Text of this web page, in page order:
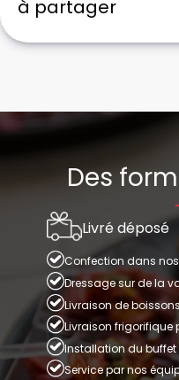
à partager
Des
Livré déposé
Confection dans
Dressage sur de la
Livraison de
Livraison frigorifique
Installation du buffet
Service par nos